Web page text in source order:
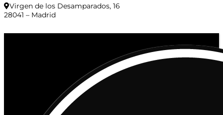
Virgen de los Desamparados, 16
28041 – Madrid